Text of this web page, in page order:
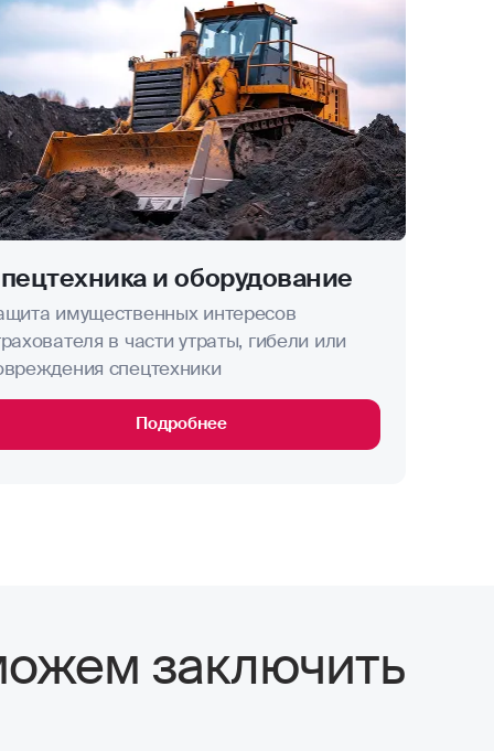
и оборудование
имущественных интересов
в части утраты, гибели или
спецтехники
Подробнее
заключить